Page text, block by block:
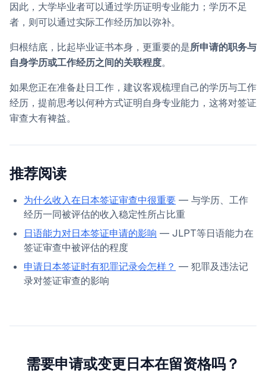
因此，大学毕业者可以通过学历证明专业能力；学历不足
者，则可以通过实际工作经历加以弥补。
归根结底，比起毕业证书本身，更重要的是所申请的职务与
自身学历或工作经历之间的关联程度。
如果您正在准备赴日工作，建议客观梳理自己的学历与工作
经历，提前思考以何种方式证明自身专业能力，这将对签证
审查大有裨益。
推荐阅读
为什么收入在日本签证审查中很重要 — 与学历、工作
经历一同被评估的收入稳定性所占比重
日语能力对日本签证申请的影响 — JLPT等日语能力在
签证审查中被评估的程度
申请日本签证时有犯罪记录会怎样？ — 犯罪及违法记
录对签证审查的影响
需要申请或变更日本在留资格吗？